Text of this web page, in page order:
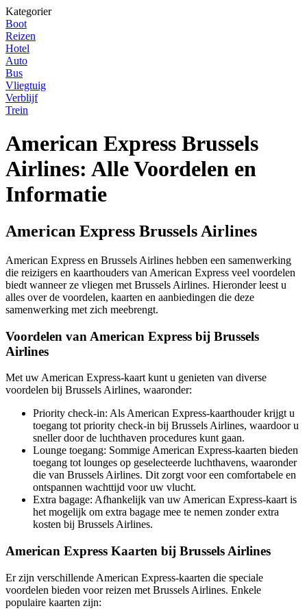
Kategorier
Boot
Reizen
Hotel
Auto
Bus
Vliegtuig
Verblijf
Trein
American Express Brussels
Airlines: Alle Voordelen en
Informatie
American Express Brussels Airlines
American Express en Brussels Airlines hebben een samenwerking
die reizigers en kaarthouders van American Express veel voordelen
biedt wanneer ze vliegen met Brussels Airlines. Hieronder leest u
alles over de voordelen, kaarten en aanbiedingen die deze
samenwerking met zich meebrengt.
Voordelen van American Express bij Brussels
Airlines
Met uw American Express-kaart kunt u genieten van diverse
voordelen bij Brussels Airlines, waaronder:
Priority check-in: Als American Express-kaarthouder krijgt u
toegang tot priority check-in bij Brussels Airlines, waardoor u
sneller door de luchthaven procedures kunt gaan.
Lounge toegang: Sommige American Express-kaarten bieden
toegang tot lounges op geselecteerde luchthavens, waaronder
die van Brussels Airlines. Dit zorgt voor een comfortabele en
ontspannen wachttijd voor uw vlucht.
Extra bagage: Afhankelijk van uw American Express-kaart is
het mogelijk om extra bagage mee te nemen zonder extra
kosten bij Brussels Airlines.
American Express Kaarten bij Brussels Airlines
Er zijn verschillende American Express-kaarten die speciale
voordelen bieden voor reizen met Brussels Airlines. Enkele
populaire kaarten zijn: